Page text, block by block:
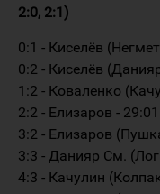
2:0, 2:1)
0:1 - Киселёв
0:2 - Киселёв
1:2 - Коваленко
2:2 - Елизаров - 29:01
3:2 - Елизаров
3:3 - Данияр См.
4:3 - Качулин